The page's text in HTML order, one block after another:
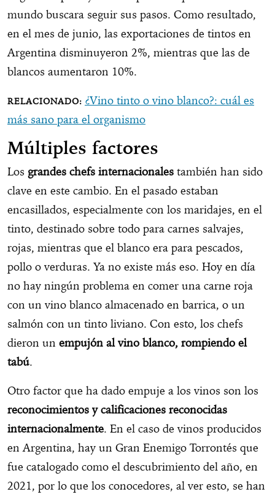
mundo buscara seguir sus pasos. Como resultado,
en el mes de junio, las exportaciones de tintos en
Argentina disminuyeron 2%, mientras que las de
blancos aumentaron 10%.
¿Vino tinto o vino blanco?: cuál es
más sano para el organismo
Múltiples factores
Los grandes chefs internacionales también han sido
clave en este cambio. En el pasado estaban
encasillados, especialmente con los maridajes, en el
tinto, destinado sobre todo para carnes salvajes,
rojas, mientras que el blanco era para pescados,
pollo o verduras. Ya no existe más eso. Hoy en día
no hay ningún problema en comer una carne roja
con un vino blanco almacenado en barrica, o un
salmón con un tinto liviano. Con esto, los chefs
dieron un empujón al vino blanco, rompiendo el
tabú.
Otro factor que ha dado empuje a los vinos son los
reconocimientos y calificaciones reconocidas
internacionalmente. En el caso de vinos producidos
en Argentina, hay un Gran Enemigo Torrontés que
fue catalogado como el descubrimiento del año, en
2021, por lo que los conocedores, al ver esto, se han